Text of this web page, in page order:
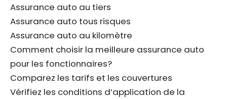
Assurance auto au tiers
Assurance auto tous risques
Assurance auto au kilomètre
Comment choisir la meilleure assurance auto
pour les fonctionnaires?
Comparez les tarifs et les couvertures
Vérifiez les conditions d’application de la